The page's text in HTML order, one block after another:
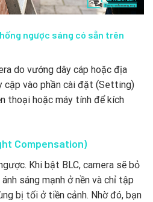
ngược sáng có sẵn trên
do vướng dây cáp hoặc địa
cập vào phần cài đặt (Setting)
thoại hoặc máy tính để kích
Compensation)
Khi bật BLC, camera sẽ bỏ
sáng mạnh ở nền và chỉ tập
bị tối ở tiền cảnh. Nhờ đó, bạn